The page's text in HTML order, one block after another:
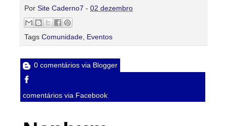
Por Site Caderno7 - 02 dezembro
Tags Comunidade, Eventos
0 comentários via Blogger
comentários via Facebook